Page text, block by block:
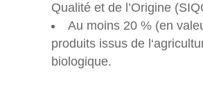
Qualité et de l’Origine
Au moins 20 % (en
produits issus de
biologique.